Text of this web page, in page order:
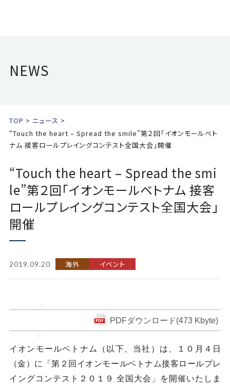
NEWS
TOP
ニュース
“Touch the heart – Spread the smile”第２回「イオンモールベト
ナム 接客ロールプレイングコンテスト全国大会」開催
“Touch the heart – Spread the smi
le”第２回「イオンモールベトナム 接客
ロールプレイングコンテスト全国大会」
開催
2019.09.20 海外 イベント
PDFダウンロード(473 Kbyte)
イオンモールベトナム（以下、当社）は、１０月４日
（金）に「第２回イオンモールベトナム接客ロールプレ
イングコンテスト２０１９ 全国大会」を開催いたしま